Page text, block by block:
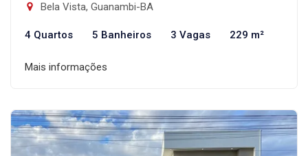
Bela Vista, Guanambi-BA
4 Quartos 5 Banheiros 3 Vagas 229 m²
Mais informações